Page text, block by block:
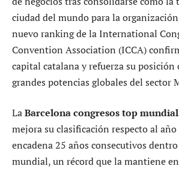
ciudad del mundo para la organización
nuevo ranking de la International
Convention Association (ICCA)
capital catalana y refuerza su posición
grandes potencias globales del sector
LaBarcelona congresos top
mejora su clasificación respecto al
encadena 25 años consecutivos
mundial, un récord que la mantiene